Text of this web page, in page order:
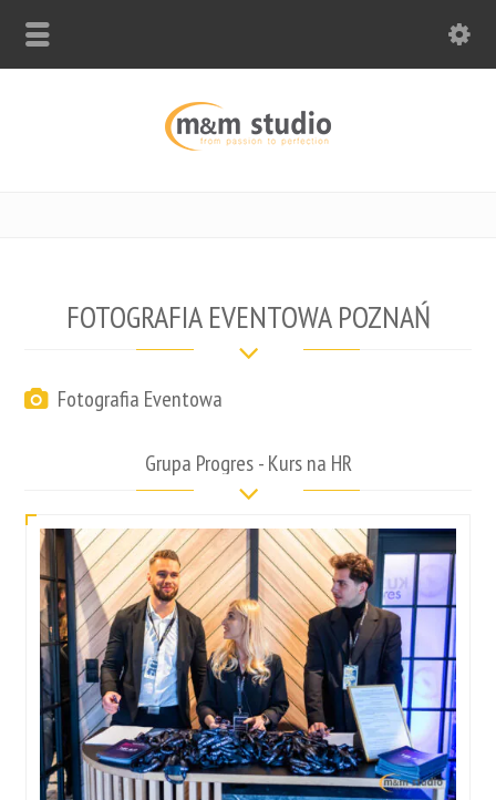
FOTOGRAFIA EVENTOWA POZNAŃ
Fotografia Eventowa
Grupa Progres - Kurs na HR